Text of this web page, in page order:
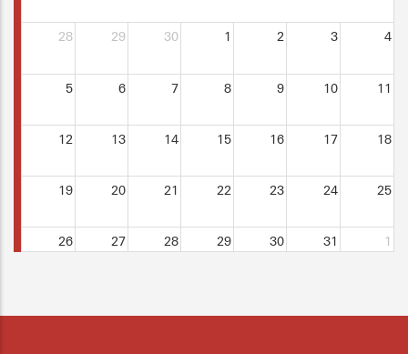
28 29 30 1 2 3 4
5 6 7 8 9 10 11
12 13 14 15 16 17 18
19 20 21 22 23 24 25
26 27 28 29 30 31 1